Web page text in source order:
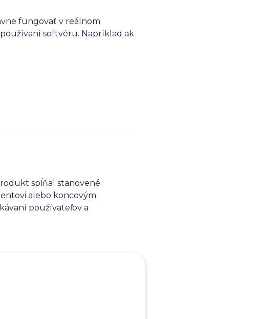
fungovať v reálnom
softvéru. Napríklad ak
spĺňal stanovené
alebo koncovým
používateľov a